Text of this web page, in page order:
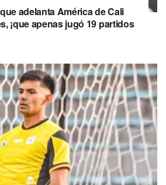
adelanta América de Cali
¡que apenas jugó 19 partidos